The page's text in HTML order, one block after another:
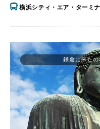
横浜シティ・エア・ターミ
鎌倉に来た